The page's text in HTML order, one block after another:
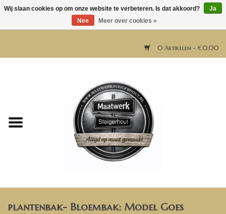
0 Artikelen - €0,00
Horeca meubels
Bartafels
plantenbak- Bloembak: Model Goes
Wij slaan cookies op om onze website te verbeteren. Is dat akkoord?
Ja
Nee
Meer over cookies »